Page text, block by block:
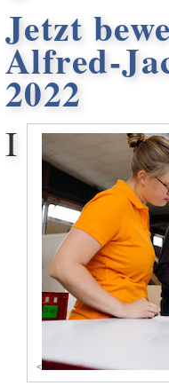
Jetzt
Alfred-
2022
<
I